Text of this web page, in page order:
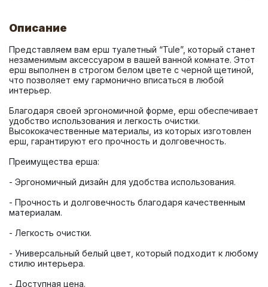
Описание
Представляем вам ерш туалетный “Tule”, который станет
незаменимым аксессуаром в вашей ванной комнате. Этот
ерш выполнен в строгом белом цвете с черной щетиной,
что позволяет ему гармонично вписаться в любой
Благодаря своей эргономичной форме, ерш обеспечивает
удобство использования и легкость очистки.
Высококачественные материалы, из которых изготовлен
- Прочность и долговечность благодаря качественным
- Универсальный белый цвет, который подходит к любому
- Доступная цена.